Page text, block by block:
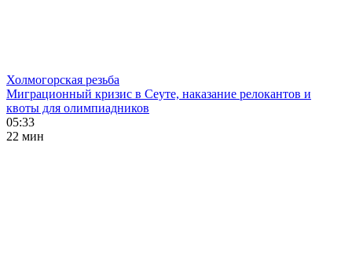
Холмогорская резьба
Миграционный кризис в Сеуте, наказание релокантов и
квоты для олимпиадников
05:33
22 мин